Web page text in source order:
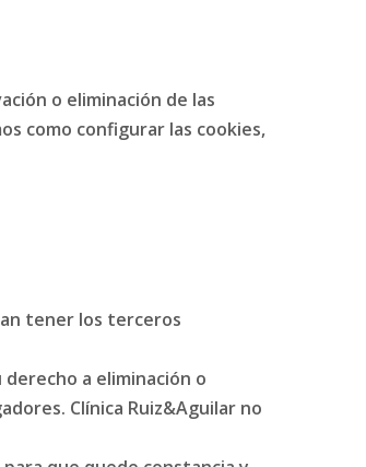
o eliminación de las
como configurar las cookies,
tener los terceros
a eliminación o
Clínica Ruiz&Aguilar no